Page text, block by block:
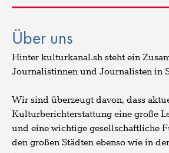
Über uns
Hinter kulturkanal.sh steht ein
Journalistinnen und Journalisten in
Wir sind überzeugt davon, dass
Kulturberichterstattung eine große
und eine wichtige gesellschaftliche
den großen Städten ebenso wie in